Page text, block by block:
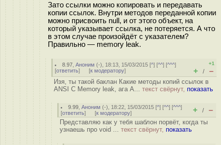
Зато ссылки можно копировать и передавать
копии ссылок. Внутри методов переданной копии
можно присвоить null, и от этого объект, на
который указывает ссылка, не потеряется. А что
в этом случае произойдёт с указателем?
Правильно — memory leak.
8.97 ,Аноним (-), 18:13, 15/03/2015 [^] [^^] [^^^]
[ответить] [к модератору]
+1
+ / –
Изя, ты такой баклан Какие методы копий ссылок в
ANSI C Memory leak, ага А... текст свёрнут, показать
9.99 ,Аноним (-), 18:22, 15/03/2015 [^] [^^] [^^^]
[ответить] [к модератору] + / –
Представляю как у тебя шаблон порвёт, когда ты
узнаешь про void ... текст свёрнут, показать